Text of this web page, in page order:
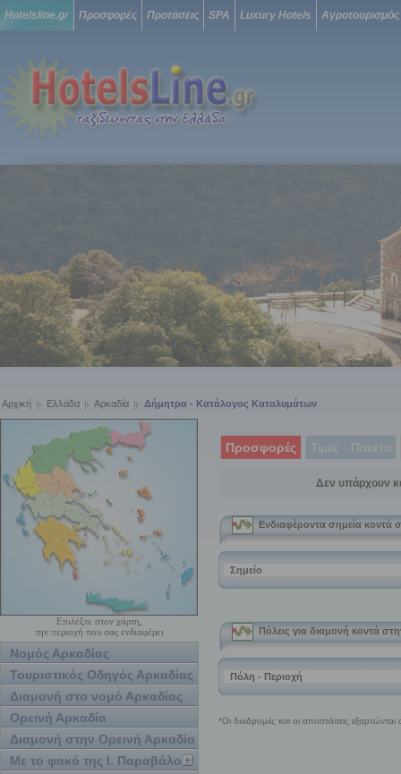
Hotelsline.gr Προσφορές Προτάσεις SPA Luxury Hotels Αγροτουρισμός
Αρχική Ελλάδα Αρκαδία Δήμητρα - Κατάλογος Καταλυμάτων
Επιλέξτε στον χάρτη,
την περιοχή που σας ενδιαφέρει
Νομός Αρκαδίας
Τουριστικός Οδηγός Αρκαδίας
Διαμονή στο νομό Αρκαδίας
Ορεινή Αρκαδία
Διαμονή στην Ορεινή Αρκαδία
Με το φακό της Ι. Παραβάλου
Προσφορές Τιμές - Πακέτα
Δεν υπάρχουν